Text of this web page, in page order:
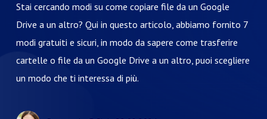
Stai cercando modi su come copiare file da un Google
Drive a un altro? Qui in questo articolo, abbiamo fornito 7
modi gratuiti e sicuri, in modo da sapere come trasferire
cartelle o file da un Google Drive a un altro, puoi scegliere
un modo che ti interessa di più.